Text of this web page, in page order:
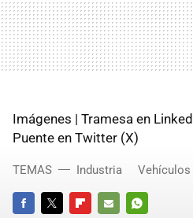
Imágenes | Tramesa en
Puente en Twitter (X)
TEMAS Industria